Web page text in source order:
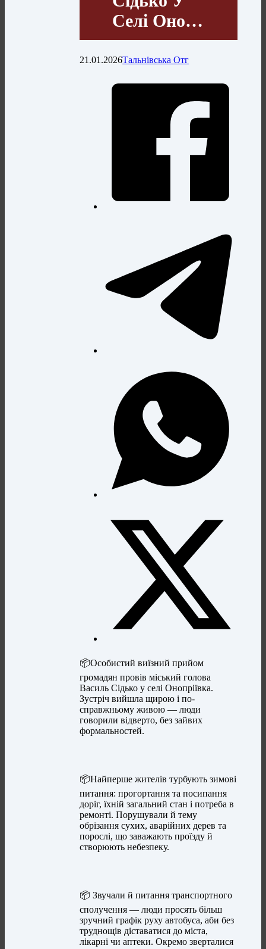
Селі Оно…
21.01.2026Тальнівська Отг
📦Особистий виїзний прийом
громадян провів міський голова
Василь Сідько у селі Онопріївка.
Зустріч вийшла щирою і по-
справжньому живою — люди
говорили відверто, без зайвих
формальностей.
📦Найперше жителів турбують зимові
питання: прогортання та посипання
доріг, їхній загальний стан і потреба в
ремонті. Порушували й тему
обрізання сухих, аварійних дерев та
порослі, що заважають проїзду й
створюють небезпеку.
📦 Звучали й питання транспортного
сполучення — люди просять більш
зручний графік руху автобуса, аби без
труднощів діставатися до міста,
лікарні чи аптеки. Окремо зверталися